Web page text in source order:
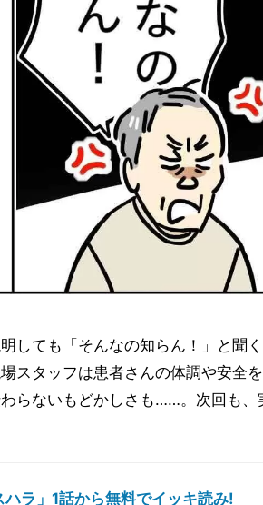
しても「そんなの知らん！」と聞
スタッフは患者さんの体調や安全
らないもどかしさも……。次回も
ラ」1話から無料でイッキ読み!